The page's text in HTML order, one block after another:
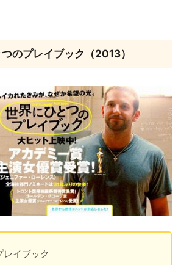
のプレイブック（2013）
レイブック